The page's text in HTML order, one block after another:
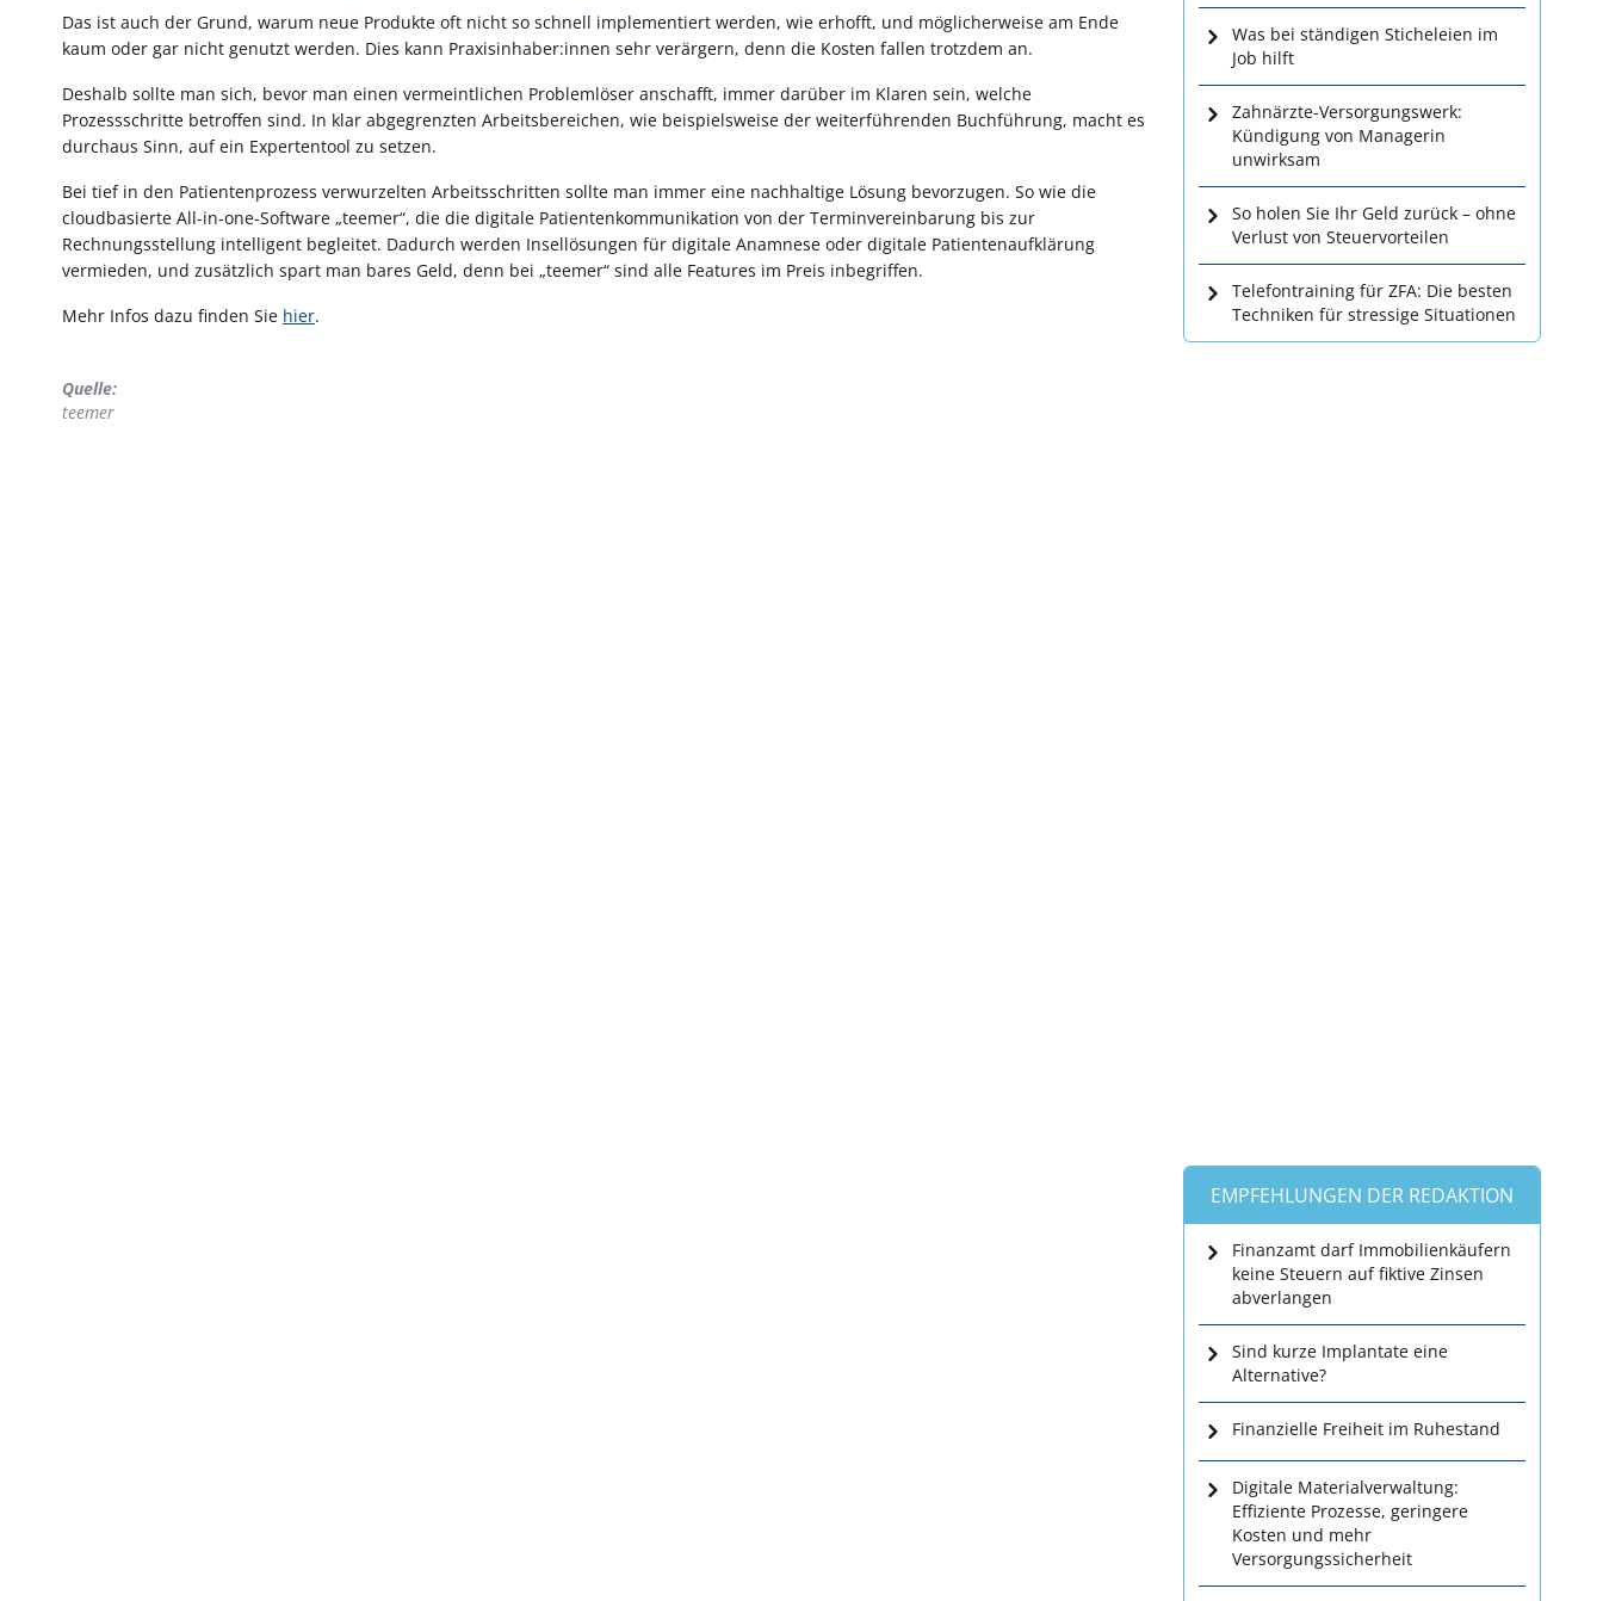
Das ist auch der Grund, warum neue Produkte oft nicht so schnell implementiert werden, wie erhofft, und möglicherweise am Ende
kaum oder gar nicht genutzt werden. Dies kann Praxisinhaber:innen sehr verärgern, denn die Kosten fallen trotzdem an.
Deshalb sollte man sich, bevor man einen vermeintlichen Problemlöser anschafft, immer darüber im Klaren sein, welche
Prozessschritte betroffen sind. In klar abgegrenzten Arbeitsbereichen, wie beispielsweise der weiterführenden Buchführung, macht es
durchaus Sinn, auf ein Expertentool zu setzen.
Bei tief in den Patientenprozess verwurzelten Arbeitsschritten sollte man immer eine nachhaltige Lösung bevorzugen. So wie die
cloudbasierte All-in-one-Software „teemer“, die die digitale Patientenkommunikation von der Terminvereinbarung bis zur
Rechnungsstellung intelligent begleitet. Dadurch werden Insellösungen für digitale Anamnese oder digitale Patientenaufklärung
vermieden, und zusätzlich spart man bares Geld, denn bei „teemer“ sind alle Features im Preis inbegriffen.
Mehr Infos dazu finden Sie hier.
Quelle:
teemer
Was bei ständigen Sticheleien im
Job hilft
Zahnärzte-Versorgungswerk:
Kündigung von Managerin
unwirksam
So holen Sie Ihr Geld zurück – ohne
Verlust von Steuervorteilen
Telefontraining für ZFA: Die besten
Techniken für stressige Situationen
EMPFEHLUNGEN DER REDAKTION
Finanzamt darf Immobilienkäufern
keine Steuern auf fiktive Zinsen
abverlangen
Sind kurze Implantate eine
Alternative?
Finanzielle Freiheit im Ruhestand
Digitale Materialverwaltung:
Effiziente Prozesse, geringere
Kosten und mehr
Versorgungssicherheit